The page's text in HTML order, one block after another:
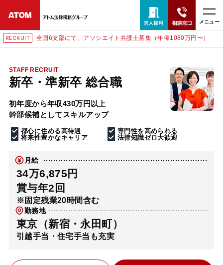
メニュー
RECRUIT 全国6支部にて、アソシエイト弁護士募集（年俸1080万円〜）
STAFF RECRUIT
新卒・準新卒 総合職
初年度から年収430万円以上
幹部候補としてスキルアップ
都心に住める高待遇
専門性を高められる
将来性豊かなキャリア
法律知識ゼロ大歓迎
月給
34万6,875円
賞与年2回
※固定残業20時間含む
勤務地
東京（新宿・永田町）
引越手当・住宅手当も充実
24時間365日全国対応
無料相談窓口はこちら
電話・LINE・メールで相談予約受付中
ホーム
解決実績
アクセス
弁護士・税理士